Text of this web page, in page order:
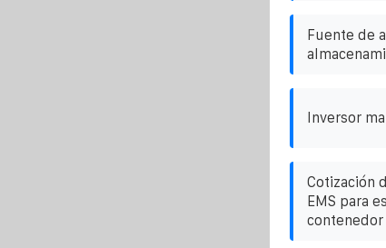
Fuente de
Inversor
Cotización
EMS para